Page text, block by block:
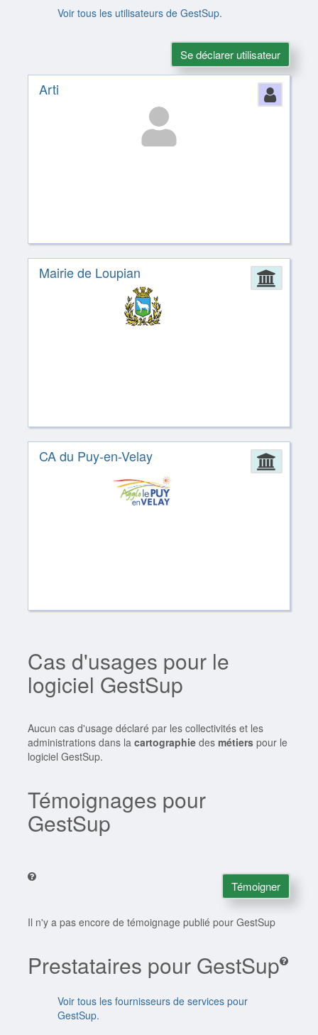
Voir tous les utilisateurs de GestSup.
Se déclarer utilisateur
Arti
Mairie de Loupian
CA du Puy-en-Velay
Cas d'usages pour le
logiciel GestSup
Aucun cas d'usage déclaré par les collectivités et les
administrations dans lacartographie desmétiers pour le
logiciel GestSup.
Témoignages pour
GestSup
Témoigner
Il n'y a pas encore de témoignage publié pour GestSup
Prestataires pour GestSup
Voir tous les fournisseurs de services pour
GestSup.